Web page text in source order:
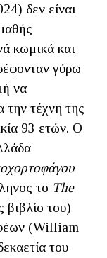
δεν είναι
κωμικά και
γύρω
να
την τέχνη της
93 ετών. Ο
το The
βιβλίο του)
(William
του